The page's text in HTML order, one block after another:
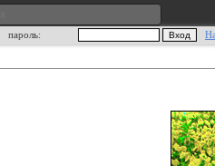
пароль: